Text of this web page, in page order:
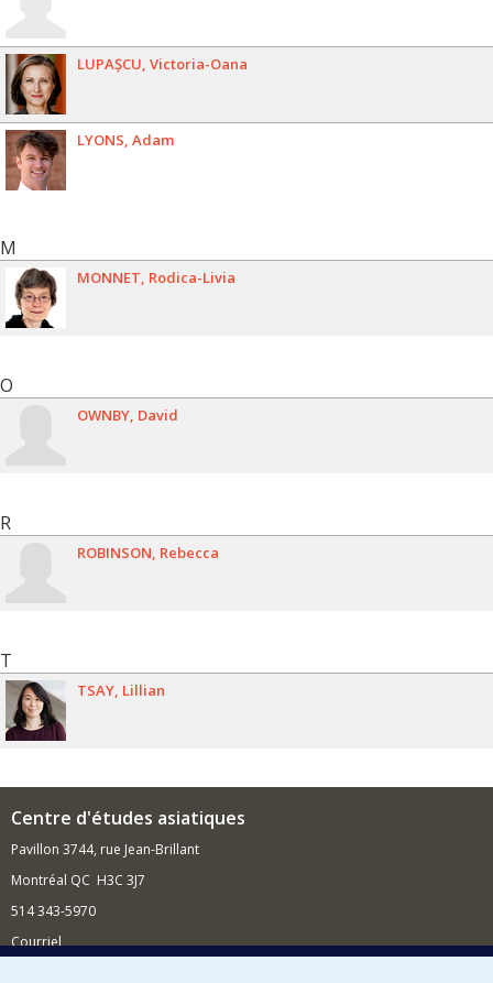
LUPAȘCU Victoria-Oana
LYONS Adam
M
MONNET Rodica-Livia
O
OWNBY David
R
ROBINSON Rebecca
T
TSAY Lillian
Centre d'études asiatiques
Pavillon 3744, rue Jean-Brillant
Montréal QC H3C 3J7
514 343-5970
Courriel